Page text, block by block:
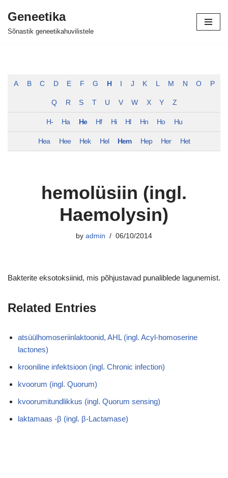
Skip
Geneetika
Sõnastik geneetikahuvilistele
A B C D E F G H J K L M N O P
Q R S T U V W X Y Z
H- Ha He Hf Hi Hl Hn Ho Hu
Hea Hee Hek Hel Hem Hep Her Het
hemolüsiin (ingl.
Haemolysin)
by admin 06/10/2014
Bakterite eksotoksiinid, mis põhjustavad punaliblede lagunemist.
Related Entries
atsüülhomoseriinlaktoonid, AHL (ingl. Acyl-homoserine
lactones)
krooniline infektsioon (ingl. Chronic infection)
kvoorum (ingl. Quorum)
kvoorumitundlikkus (ingl. Quorum sensing)
laktamaas -β (ingl. β-Lactamase)